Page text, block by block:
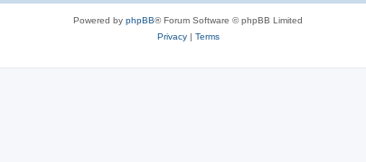
Powered by phpBB® Forum Software © phpBB Limited
Privacy| Terms